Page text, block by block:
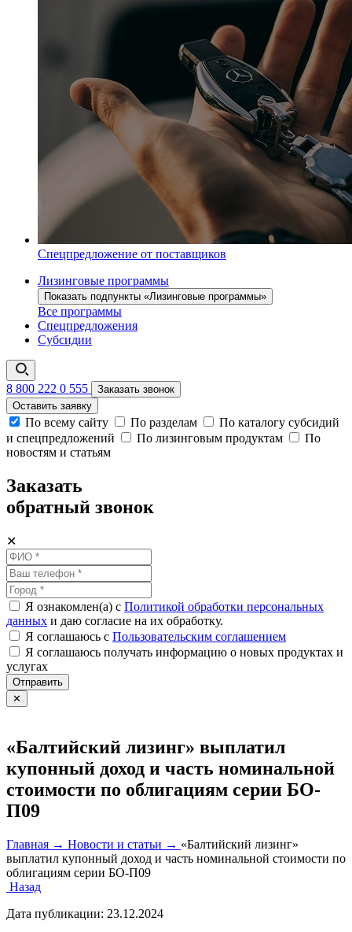
Спецпредложение от поставщиков
Лизинговые программы
Показать подпункты «Лизинговые программы»
Все программы
Спецпредложения
Субсидии
8 800 222 0 555
Заказать звонок
Оставить заявку
По всему сайту По разделам
По каталогу субсидий
и спецпредложений
По лизинговым продуктам
По
новостям и статьям
Заказать
обратный звонок
✕
Я ознакомлен(а) с Политикой обработки персональных
данных и даю согласие на их обработку.
Я соглашаюсь c Пользовательским соглашением
Я соглашаюсь получать информацию о новых продуктах и
услугах
Отправить
✕
«Балтийский лизинг» выплатил
купонный доход и часть номинальной
стоимости по облигациям серии БО-
П09
Главная → Новости и статьи → «Балтийский лизинг»
выплатил купонный доход и часть номинальной стоимости по
облигациям серии БО-П09
Назад
Дата публикации: 23.12.2024